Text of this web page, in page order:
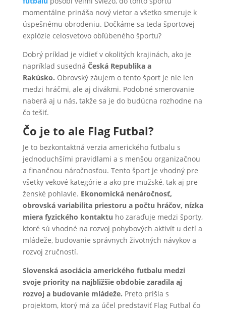
momentálne prináša nový vietor a všetko smeruje k
úspešnému obrodeniu. Dočkáme sa teda športovej
explózie celosvetovo obľúbeného športu?
Dobrý príklad je vidieť v okolitých krajinách, ako je
napríklad susedná Česká Republika a
Rakúsko. Obrovský záujem o tento šport je nie len
medzi hráčmi, ale aj divákmi. Podobné smerovanie
naberá aj u nás, takže sa je do budúcna rozhodne na
čo tešiť.
Čo je to ale Flag Futbal?
Je to bezkontaktná verzia amerického futbalu s
jednoduchšími pravidlami a s menšou organizačnou
a finančnou náročnosťou. Tento šport je vhodný pre
všetky vekové kategórie a ako pre mužské, tak aj pre
ženské pohlavie. Ekonomická nenáročnosť,
obrovská variabilita priestoru a počtu hráčov, nízka
miera fyzického kontaktu ho zaraďuje medzi športy,
ktoré sú vhodné na rozvoj pohybových aktivít u detí a
mládeže, budovanie správnych životných návykov a
rozvoj zručností.
Slovenská asociácia amerického futbalu medzi
svoje priority na najbližšie obdobie zaradila aj
rozvoj a budovanie mládeže. Preto prišla s
projektom, ktorý má za účel predstaviť Flag Futbal čo